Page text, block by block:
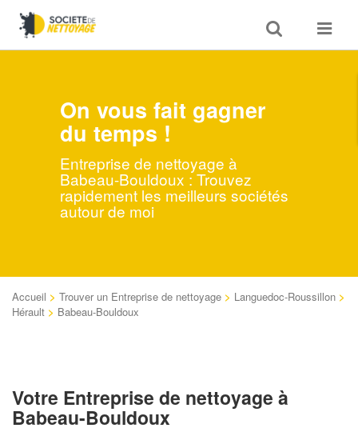
Toggle
search
Toggle
On vous fait gagner
du temps !
Entreprise de nettoyage à
Babeau-Bouldoux : Trouvez
rapidement les meilleurs sociétés
autour de moi
Accueil > Trouver un Entreprise de nettoyage > Languedoc-Roussillon >
Hérault > Babeau-Bouldoux
Votre Entreprise de nettoyage à
Babeau-Bouldoux